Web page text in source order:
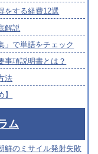
をする経費12選
解説
」で単語をチェック
事項説明書とは？
法
ム
鮮のミサイル発射失敗